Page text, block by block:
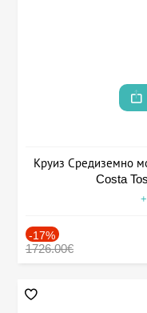
Круиз Средиземно
Costa
-17%
1726.00€